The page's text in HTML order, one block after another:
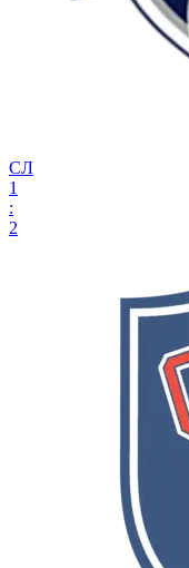
СЛ
1
:
2